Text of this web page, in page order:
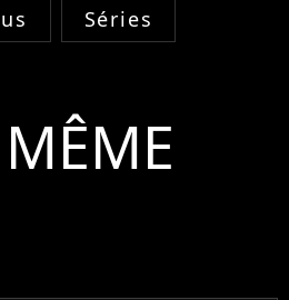
Séries